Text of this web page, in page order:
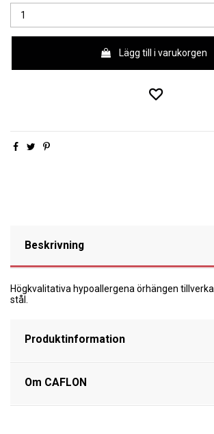
Lägg till i varukorgen
Beskrivning
Högkvalitativa hypoallergena örhängen
stål.
Produktinformation
Om CAFLON